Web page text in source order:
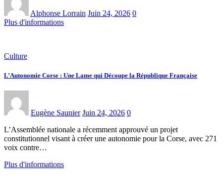
Alphonse Lorrain Juin 24, 2026 0
Plus d'informations
Culture
L’Autonomie Corse : Une Lame qui Découpe la République Française
Eugène Saunier Juin 24, 2026 0
L’Assemblée nationale a récemment approuvé un projet
constitutionnel visant à créer une autonomie pour la Corse, avec 271
voix contre…
Plus d'informations